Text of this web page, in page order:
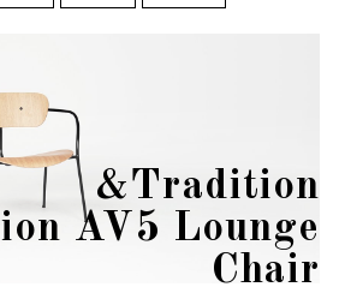
&Tradition
AV5 Lounge
Chair